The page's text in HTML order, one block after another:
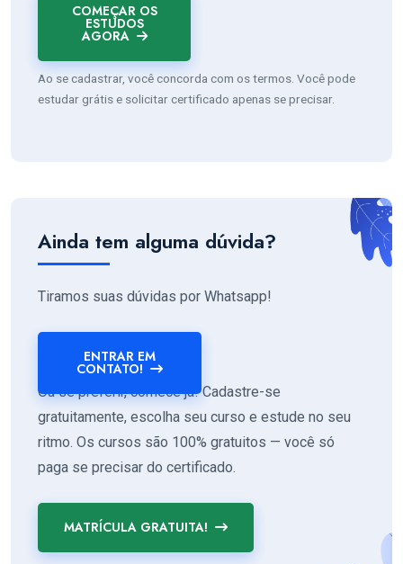
COMEÇAR OS
ESTUDOS
AGORA
Ao se cadastrar, você concorda com os termos. Você pode
estudar grátis e solicitar certificado apenas se precisar.
Ainda tem alguma dúvida?
Tiramos suas dúvidas por Whatsapp!
ENTRAR EM
CONTATO!
Ou se preferir, comece já! Cadastre-se
gratuitamente, escolha seu curso e estude no seu
ritmo. Os cursos são 100% gratuitos — você só
paga se precisar do certificado.
MATRÍCULA GRATUITA!